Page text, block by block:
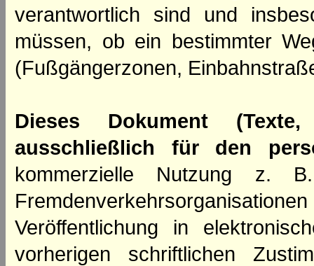
verantwortlich sind und
müssen, ob ein bestimmter
(Fußgängerzonen,
Dieses Dokument
ausschließlich für den
kommerzielle Nutzung z.
Veröffentlichung in
vorherigen schriftlichen